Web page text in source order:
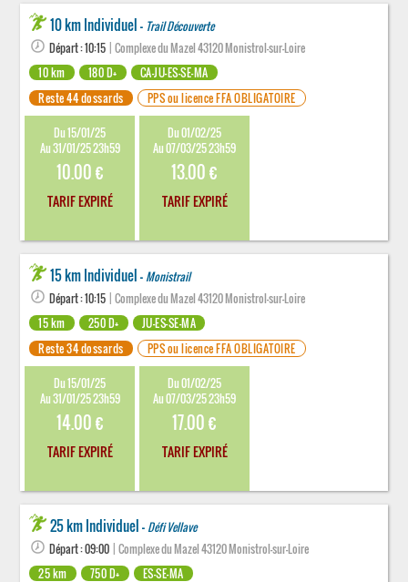
10 km Individuel - Trail Découverte
Départ : 10:15 | Complexe du Mazel 43120 Monistrol-sur-Loire
10 km
180 D+
CA-JU-ES-SE-MA
Reste 44 dossards
PPS ou licence FFA OBLIGATOIRE
Du 15/01/25
Au 31/01/25 23h59
10.00 €
TARIF EXPIRÉ
Du 01/02/25
Au 07/03/25 23h59
13.00 €
TARIF EXPIRÉ
15 km Individuel - Monistrail
Départ : 10:15 | Complexe du Mazel 43120 Monistrol-sur-Loire
15 km
250 D+
JU-ES-SE-MA
Reste 34 dossards
PPS ou licence FFA OBLIGATOIRE
Du 15/01/25
Au 31/01/25 23h59
14.00 €
TARIF EXPIRÉ
Du 01/02/25
Au 07/03/25 23h59
17.00 €
TARIF EXPIRÉ
25 km Individuel - Défi Vellave
Départ : 09:00 | Complexe du Mazel 43120 Monistrol-sur-Loire
25 km
750 D+
ES-SE-MA